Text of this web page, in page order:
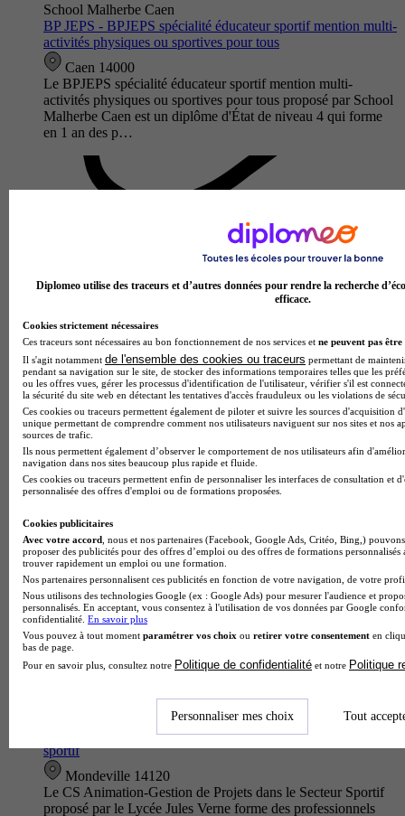
School Malherbe Caen
BP JEPS - BPJEPS spécialité éducateur sportif mention multi-
activités physiques ou sportives pour tous
Caen 14000
Le BPJEPS spécialité éducateur sportif mention multi-
activités physiques ou sportives pour tous proposé par School
Malherbe Caen est un diplôme d'État de niveau 4 qui forme
en 1 an des p…
PEP'S Formations
BP JEPS - BPJEPS spécialité éducateur sportif mention
activités de la forme option cours collectifs
Caen 14000
Le BPJEPS spécialité éducateur sportif mention activités de la
forme option cours collectifs proposé par PEP'S Formations
vous forme aux techniques d'animation et d'encadrement de
séance…
CS (ex MC) - Animation-gestion de projets dans le secteur
sportif
Mondeville 14120
Le CS Animation-Gestion de Projets dans le Secteur Sportif
proposé par le Lycée Jules Verne forme des professionnels
Diplomeo utilise des traceurs et d’autres données pour rendre la recherche
efficace.
Cookies strictement nécessaires
Ces traceurs sont nécessaires au bon fonctionnement de nos services et ne peuvent pas être
Il s'agit notamment de l'ensemble des cookies ou traceurs permettant de
pendant sa navigation sur le site, de stocker des informations temporaires telles que les
ou les offres vues, gérer les processus d'identification de l'utilisateur, vérifier s'il est
la sécurité du site web en détectant les tentatives d'accès frauduleux ou les violations de
Ces cookies ou traceurs permettent également de piloter et suivre les sources d'acquisition
unique permettant de comprendre comment nos utilisateurs naviguent sur nos sites et nos
sources de trafic.
Ils nous permettent également d’observer le comportement de nos utilisateurs afin
navigation dans nos sites beaucoup plus rapide et fluide.
Ces cookies ou traceurs permettent enfin de personnaliser les interfaces de consultation et
personnalisée des offres d'emploi ou de formations proposées.
Cookies publicitaires
Avec votre accord , nous et nos partenaires (Facebook, Google Ads, Critéo, Bing,)
proposer des publicités pour des offres d’emploi ou des offres de formations
trouver rapidement un emploi ou une formation.
Nos partenaires personnalisent ces publicités en fonction de votre navigation, de votre
Nous utilisons des technologies Google (ex : Google Ads) pour mesurer l'audience et
personnalisés. En acceptant, vous consentez à l'utilisation de vos données par Google
confidentialité. En savoir plus
Vous pouvez à tout moment paramétrer vos choix ou retirer votre consentement en
bas de page.
Pour en savoir plus, consultez notre Politique de confidentialité et notre Politique
Personnaliser mes choix Tout